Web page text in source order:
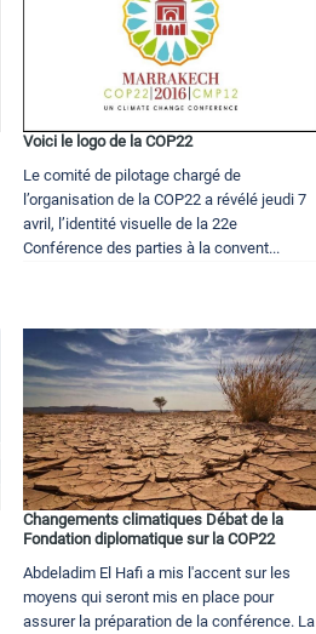
Voici le logo de la COP22
Le comité de pilotage chargé de
l’organisation de la COP22 a révélé jeudi 7
avril, l’identité visuelle de la 22e
Conférence des parties à la convent...
Changements climatiques Débat de la
Fondation diplomatique sur la COP22
Abdeladim El Hafi a mis l'accent sur les
moyens qui seront mis en place pour
assurer la préparation de la conférence. La